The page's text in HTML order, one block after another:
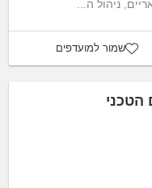
ניהול ה...
שמור למועדפים